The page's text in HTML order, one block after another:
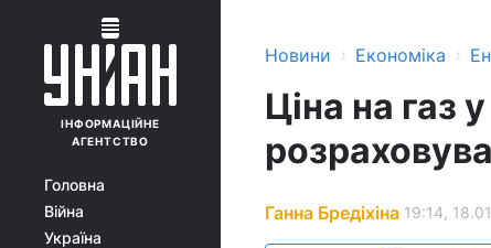
ІНФОРМАЦІЙНЕ
АГЕНТСТВО
Головна
Війна
Україна
Новини › Економіка ›
Ціна на газ
Ганна Бредіхіна 19:14,